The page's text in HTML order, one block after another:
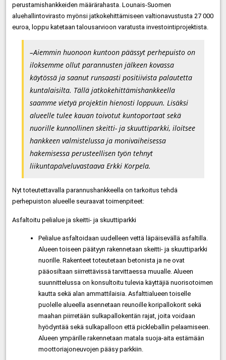
perustamishankkeiden määrärahasta. Lounais-Suomen
aluehallintovirasto myönsi jatkokehittämiseen valtionavustusta 27 000
euroa, loppu katetaan talousarvioon varatusta investointiprojektista.
–Aiemmin huonoon kuntoon päässyt perhepuisto on
iloksemme ollut parannusten jälkeen kovassa
käytössä ja saanut runsaasti positiivista palautetta
kuntalaisilta. Tällä jatkokehittämishankkeella
saamme vietyä projektin hienosti loppuun. Lisäksi
alueelle tulee kauan toivotut kuntoportaat sekä
nuorille kunnollinen skeitti- ja skuuttiparkki, iloitsee
hankkeen valmistelussa ja monivaiheisessa
hakemisessa perusteellisen työn tehnyt
liikuntapalveluvastaava Erkki Korpela.
Nyt toteutettavalla parannushankkeella on tarkoitus tehdä
perhepuiston alueelle seuraavat toimenpiteet:
Asfaltoitu pelialue ja skeitti- ja skuuttiparkki
Pelialue asfaltoidaan uudelleen vettä läpäisevällä asfaltilla.
Alueen toiseen päätyyn rakennetaan skeitti- ja skuuttiparkki
nuorille. Rakenteet toteutetaan betonista ja ne ovat
pääosiltaan siirrettävissä tarvittaessa muualle. Alueen
suunnittelussa on konsultoitu tulevia käyttäjiä nuorisotoimen
kautta sekä alan ammattilaisia. Asfalttialueen toiselle
puolelle alueella asennetaan reunoille koripallokorit sekä
maahan piirretään sulkapallokentän rajat, joita voidaan
hyödyntää sekä sulkapalloon että pickleballin pelaamiseen.
Alueen ympärille rakennetaan matala suoja-aita estämään
moottoriajoneuvojen pääsy parkkiin.